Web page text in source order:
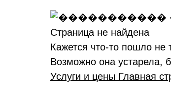
Страница не найдена
Кажется что-то пошло не
Возможно она устарела,
Услуги и цены Главная